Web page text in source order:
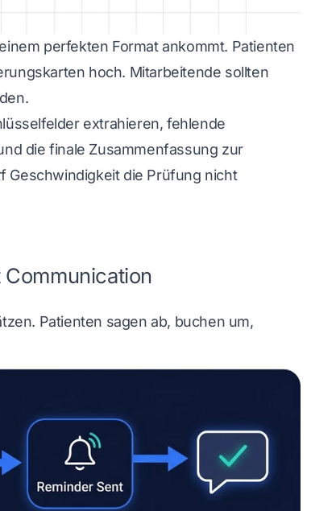
perfekten Format ankommt. Patienten
hoch. Mitarbeitende sollten
extrahieren, fehlende
die finale Zusammenfassung zur
Geschwindigkeit die Prüfung nicht
Patienten sagen ab, buchen um,